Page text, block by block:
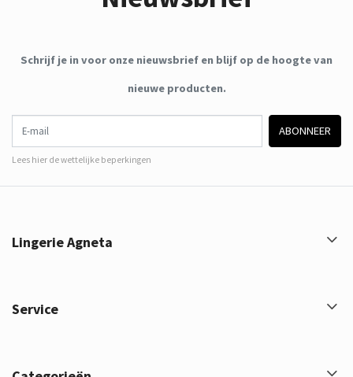
Schrijf je in voor onze nieuwsbrief en blijf op de hoogte van
nieuwe producten.
ABONNEER
Lees hier de wettelijke beperkingen
Lingerie Agneta
Service